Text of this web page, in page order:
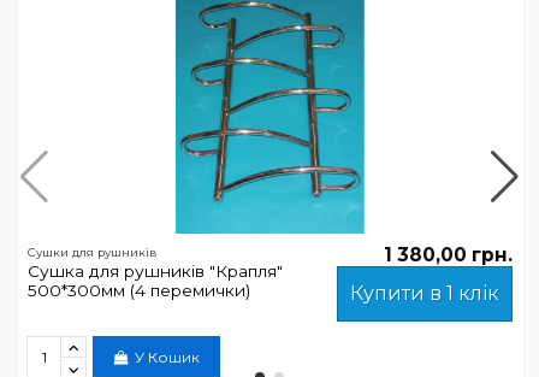
Сушки для рушників
Сушка для рушників "Крапля"
500*300мм (4 перемички)
1 380,00 грн.
Купити в 1 клік
У Кошик